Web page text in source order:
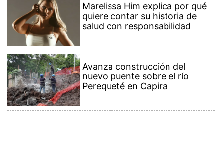
Marelissa Him explica por qué
quiere contar su historia de
salud con responsabilidad
Avanza construcción del
nuevo puente sobre el río
Perequeté en Capira